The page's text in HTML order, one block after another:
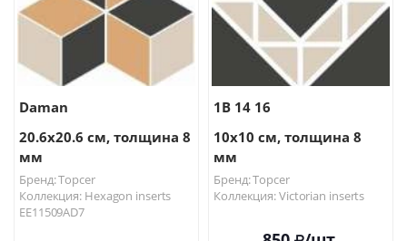
Daman
20.6x20.6 см, толщина 8
мм
Бренд: Topcer
Коллекция: Hexagon inserts
EE11509AD7
1B 14 16
10x10 см, толщина 8
мм
Бренд: Topcer
Коллекция: Victorian inserts